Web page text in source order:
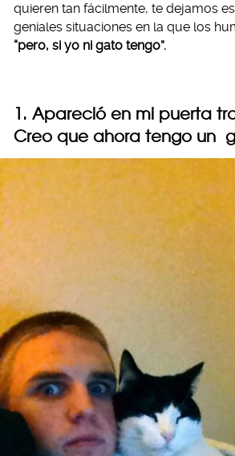
quieren tan fácilmente, te dejamos
geniales situaciones en la que los
“pero, si yo ni gato tengo”.
1. Apareció en mi puerta
Creo que ahora tengo un